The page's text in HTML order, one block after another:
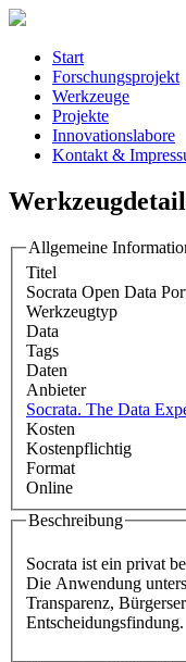
Start
Forschungsprojekt
Werkzeuge
Projekte
Innovationslabore
Kontakt &
Allgemeine
Titel
Socrata Open Data
Werkzeugtyp
Data
Tags
Daten
Anbieter
Socrata. The Data
Kosten
Kostenpflichtig
Format
Online
Beschreibung
Socrata ist ein privat
Die Anwendung
Transparenz,
Entscheidungsfindung.